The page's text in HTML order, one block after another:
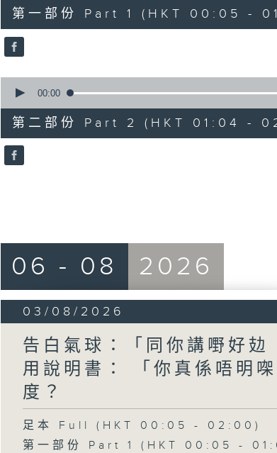
55
minutes,
10
seconds
90%
第一部份 Part 1 (HKT 00:05 -
seconds
56
minutes,
9
seconds
90%
00:00
第二部份 Part 2 (HKT 01:04 -
06 - 08 2026
03/08/2026
告白氣球：「同你講嘢好
用說明書： 「你真係唔明
度？
足本 Full (HKT 00:05 - 02:00)
第一部份 Part 1 (HKT 00:05 -